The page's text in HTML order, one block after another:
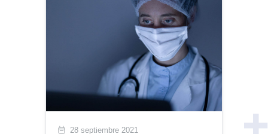
28 septiembre 2021